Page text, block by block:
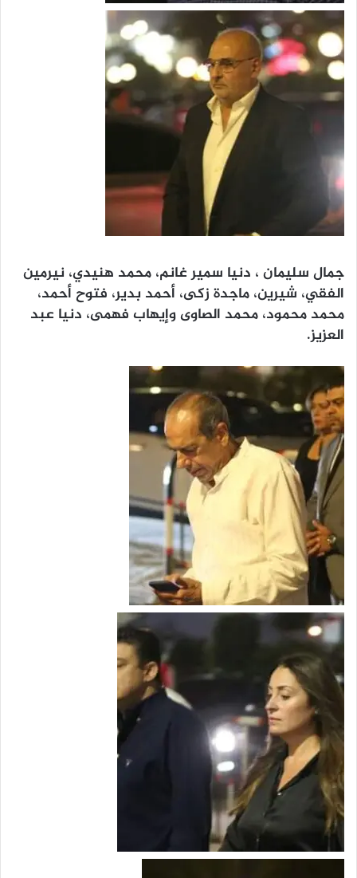
جمال سليمان ، دنيا سمير غانم، محمد هنيدي، نيرمين
الفقي، شيرين، ماجدة زكى، أحمد بدير، فتوح أحمد،
محمد محمود، محمد الصاوى وإيهاب فهمى، دنيا عبد
العزيز.